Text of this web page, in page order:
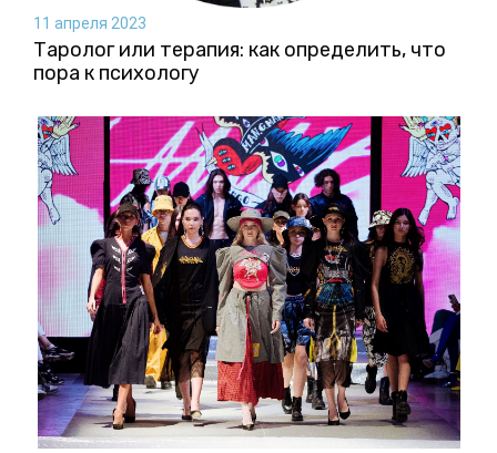
11 апреля 2023
Таролог или терапия: как определить, что
пора к психологу